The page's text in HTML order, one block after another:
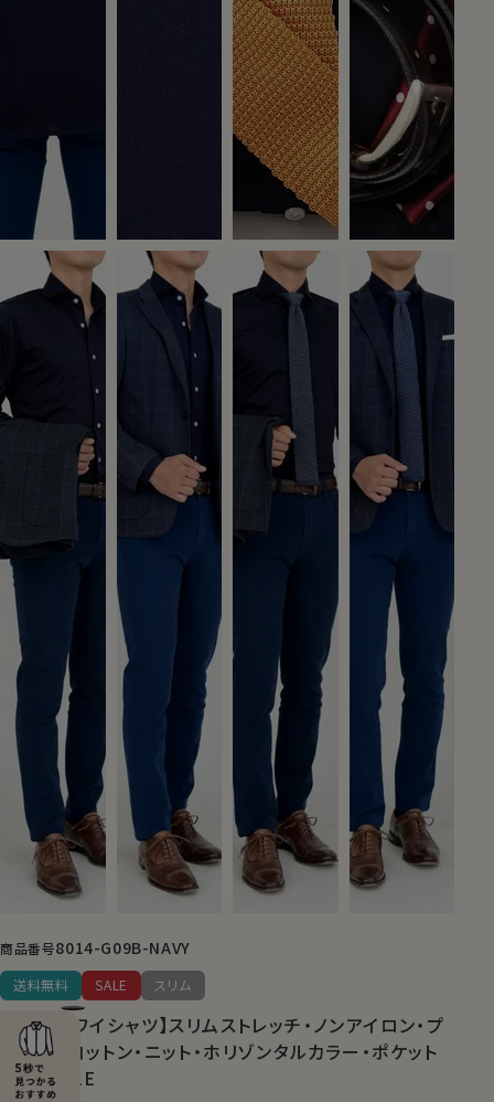
商品番号8014-G09B-NAVY
送料無料 SALE スリム
【メンズ・ワイシャツ】スリムストレッチ・ノンアイロン・プ
レミアムコットン・ニット・ホリゾンタルカラー・ポケット
無し・SALE